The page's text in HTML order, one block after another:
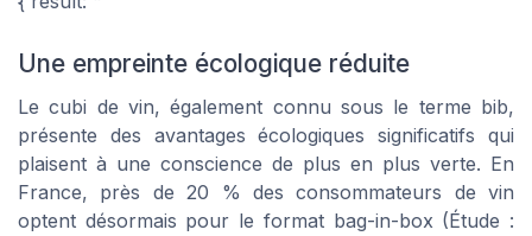
Une empreinte écologique réduite
Le cubi de vin, également connu sous le terme bib,
présente des avantages écologiques significatifs qui
plaisent à une conscience de plus en plus verte. En
France, près de 20 % des consommateurs de vin
optent désormais pour le format bag-in-box (Étude :